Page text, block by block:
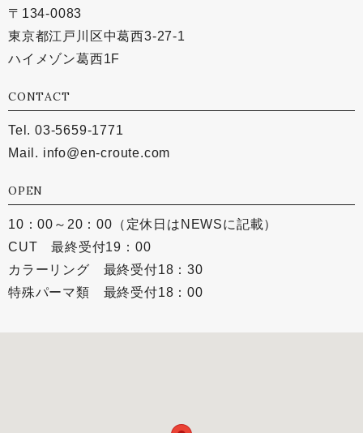
〒134-0083
東京都江戸川区中葛西3-27-1
ハイメゾン葛西1F
CONTACT
Tel. 03-5659-1771
Mail. info@en-croute.com
OPEN
10：00～20：00（定休日はNEWSに記載）
CUT 最終受付19：00
カラーリング 最終受付18：30
特殊パーマ類 最終受付18：00